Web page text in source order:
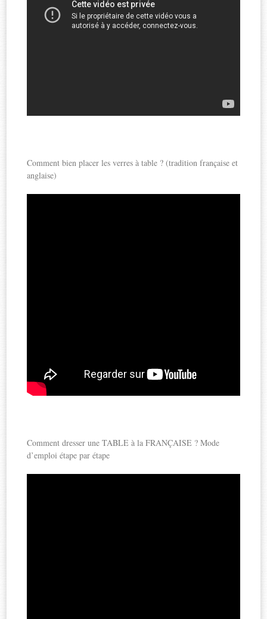
Comment bien placer les verres à table ? (tradition française et
anglaise)
Comment dresser une TABLE à la FRANÇAISE ? Mode
d’emploi étape par étape